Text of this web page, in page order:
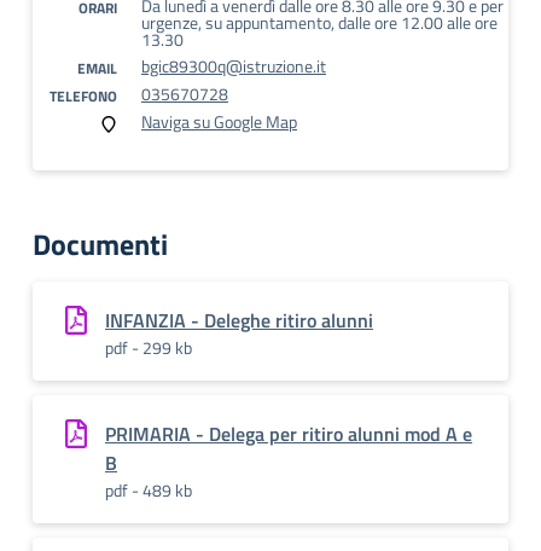
ORARI Da lunedì a venerdì dalle ore 8.30 alle ore 9.30 e per
urgenze, su appuntamento, dalle ore 12.00 alle ore
13.30
EMAIL bgic89300q@istruzione.it
TELEFONO
035670728
Naviga su Google Map
Documenti
INFANZIA - Deleghe ritiro alunni
pdf - 299 kb
PRIMARIA - Delega per ritiro alunni mod A e
B
pdf - 489 kb